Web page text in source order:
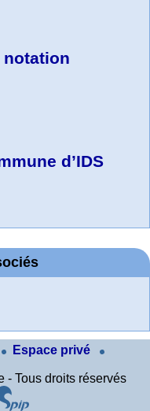
d’IDS
Espace privé
- Tous droits réservés